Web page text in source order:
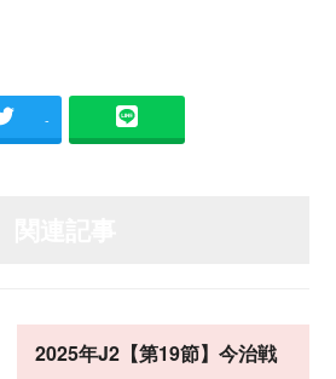
-
2025年J2【第19節】今治戦